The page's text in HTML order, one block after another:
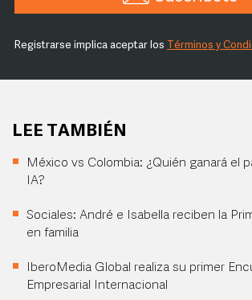
Registrarse implica aceptar los Términos y
LEE TAMBIÉN
México vs Colombia: ¿Quién ganará el
IA?
Sociales: André e Isabella reciben la
en familia
IberoMedia Global realiza su primer
Empresarial Internacional